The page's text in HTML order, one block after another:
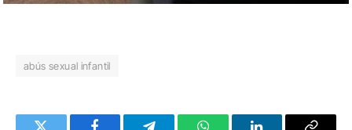
abús sexual infantil